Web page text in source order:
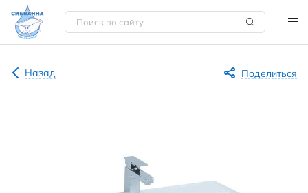
Назад Поделиться